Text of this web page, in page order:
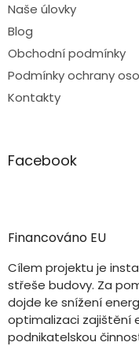
Naše úlovky
Blog
Obchodní podmínky
Podmínky ochrany
Kontakty
Facebook
Financováno EU
Cílem projektu je
střeše budovy. Za
dojde ke snížení
optimalizaci zajištění
podnikatelskou